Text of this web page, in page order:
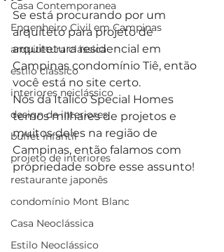
Casa Contemporanea
Engenheiro Civil em Campinas
arquitetura clássica
estilo clássico
interiores neiclássico
design de interiores
buffet infantil
projeto de interiores
restaurante japonês
condomínio Mont Blanc
Casa Neoclássica
Estilo Neoclássico
Se está procurando por um
arquiteto para projeto de
arquitetura residencial em
Campinas condomínio Tiê, então
você está no site certo.
Nós da Italico Special Homes
temos milhares de projetos e
muitos deles na região de
Campinas, então falamos com
propriedade sobre esse assunto!